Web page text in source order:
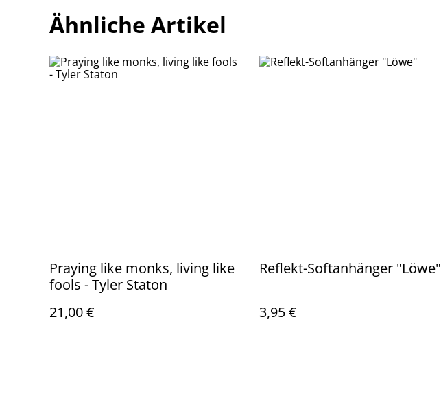
Ähnliche Artikel
Praying like monks, living like
fools - Tyler Staton
21,00 €
Reflekt-Softanhänger "Löwe"
3,95 €